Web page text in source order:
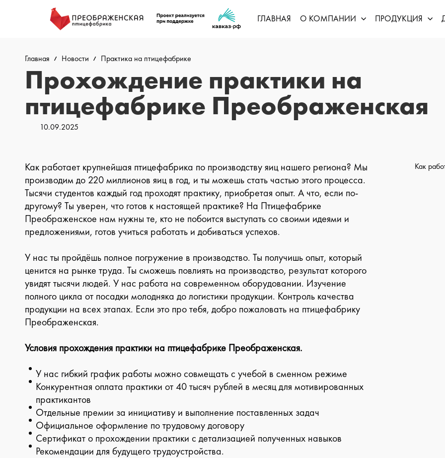
ГЛАВНАЯ О КОМПАНИИ ПРОДУКЦИЯ
Главная Новости Практика на птицефабрике
Прохождение практики на
птицефабрике Преображенская
10.09.2025
Как работает крупнейшая птицефабрика по производству яиц нашего региона? Мы
производим до 220 миллионов яиц в год, и ты можешь стать частью этого процесса.
Тысячи студентов каждый год проходят практику, приобретая опыт. А что, если по-
другому? Ты уверен, что готов к настоящей практике? На Птицефабрике
Преображенское нам нужны те, кто не побоится выступать со своими идеями и
предложениями, готов учиться работать и добиваться успехов.
У нас ты пройдёшь полное погружение в производство. Ты получишь опыт, который
ценится на рынке труда. Ты сможешь повлиять на производство, результат которого
увидят тысячи людей. У нас работа на современном оборудовании. Изучение
полного цикла от посадки молодняка до логистики продукции. Контроль качества
продукции на всех этапах. Если это про тебя, добро пожаловать на птицефабрику
Преображенская.
Условия прохождения практики на птицефабрике Преображенская.
У нас гибкий график работы можно совмещать с учебой в сменном режиме
Конкурентная оплата практики от 40 тысяч рублей в месяц для мотивированных
практикантов
Отдельные премии за инициативу и выполнение поставленных задач
Официальное оформление по трудовому договору
Сертификат о прохождении практики с детализацией полученных навыков
Рекомендации для будущего трудоустройства.
Как